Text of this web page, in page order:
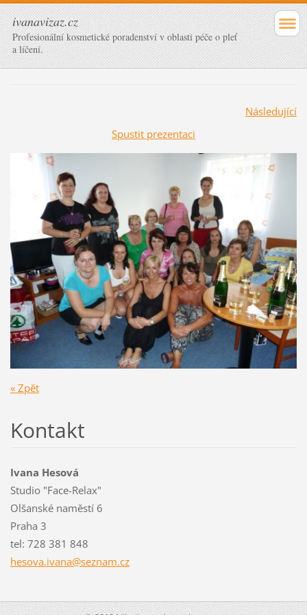
ivanavizaz.cz
Profesionální kosmetické poradenství v oblasti péče o pleť
a líčení.
Následující
Spustit prezentaci
« Zpět
Kontakt
Ivana Hesová
Studio "Face-Relax"
Olšanské naměstí 6
Praha 3
tel: 728 381 848
hesova.ivana@seznam.cz